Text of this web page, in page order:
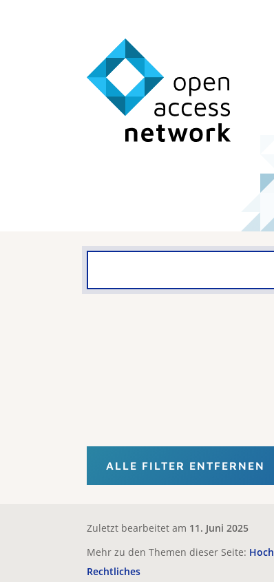
ALLE FILTER ENTFERNEN
Zuletzt bearbeitet am 11. Juni 2025
Mehr zu den Themen dieser Seite:
Rechtliches